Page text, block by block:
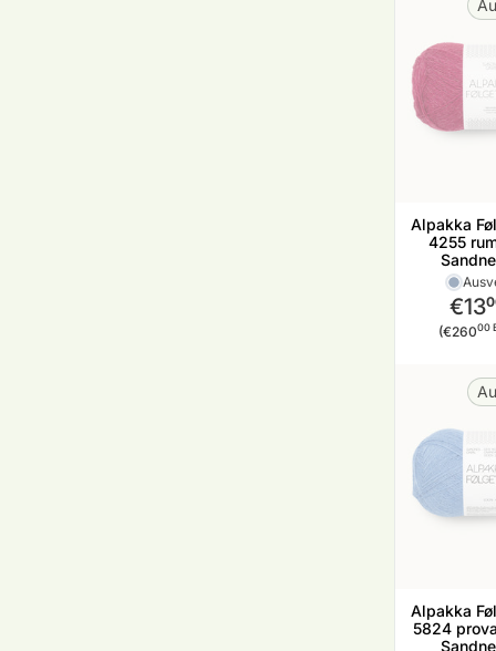
Alpakka
4255
€13
(€26000
Alpakka
5824